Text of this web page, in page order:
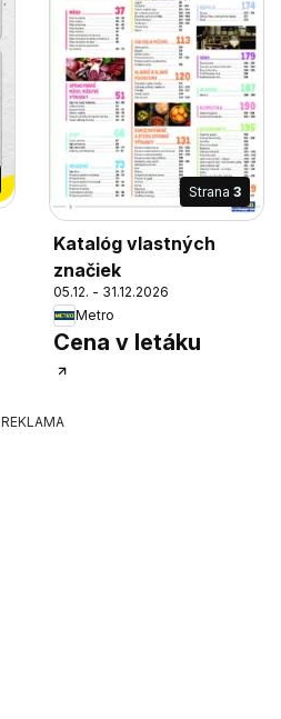
Strana 3
Katalóg vlastných
značiek
05.12. - 31.12.2026
Metro
Cena v letáku
REKLAMA